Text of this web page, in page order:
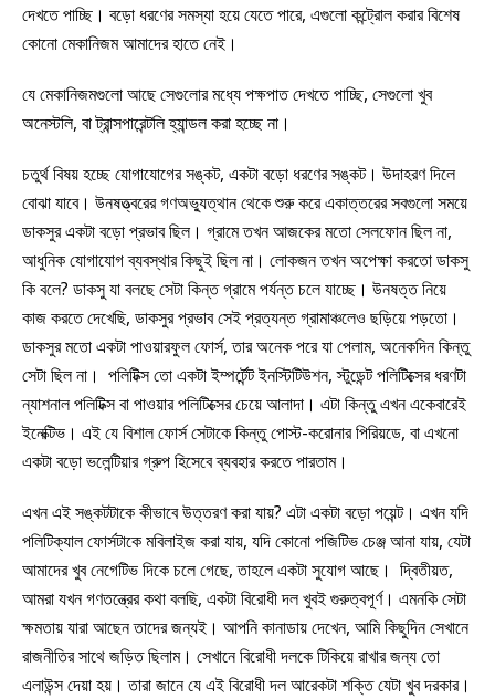
দেখতে পাচ্ছি। বড়ো ধরণের সমস্যা হয়ে যেতে পারে, এগুলো কন্ট্রোল করার বিশেষ
কোনো মেকানিজম আমাদের হাতে নেই।
যে মেকানিজমগুলো আছে সেগুলোর মধ্যে পক্ষপাত দেখতে পাচ্ছি, সেগুলো খুব
অনেস্টলি, বা ট্রান্সপারেন্টলি হ্যান্ডল করা হচ্ছে না।
চতুর্থ বিষয় হচ্ছে যোগাযোগের সঙ্কট, একটা বড়ো ধরণের সঙ্কট। উদাহরণ দিলে
বোঝা যাবে। উনষত্ত্বরের গণঅভ্যুত্থান থেকে শুরু করে একাত্তরের সবগুলো সময়ে
ডাকসুর একটা বড়ো প্রভাব ছিল। গ্রামে তখন আজকের মতো সেলফোন ছিল না,
আধুনিক যোগাযোগ ব্যবস্থার কিছুই ছিল না। লোকজন তখন অপেক্ষা করতো ডাকসু
কি বলে? ডাকসু যা বলছে সেটা কিন্ত গ্রামে পর্যন্ত চলে যাচ্ছে। উনষত্ত নিয়ে
কাজ করতে দেখেছি, ডাকসুর প্রভাব সেই প্রত্যন্ত গ্রামাঞ্চলেও ছড়িয়ে পড়তো।
ডাকসুর মতো একটা পাওয়ারফুল ফোর্স, তার অনেক পরে যা পেলাম, অনেকদিন কিন্তু
সেটা ছিল না। পলিটিক্স তো একটা ইম্পর্টেন্ট ইনস্টিটিউশন, স্টুডেন্ট পলিটিক্সের ধরণটা
ন্যাশনাল পলিটিক্স বা পাওয়ার পলিটিক্সের চেয়ে আলাদা। এটা কিন্তু এখন একেবারেই
ইনেক্টিভ। এই যে বিশাল ফোর্স সেটাকে কিন্তু পোস্ট-করোনার পিরিয়ডে, বা এখনো
একটা বড়ো ভলেন্টিয়ার গ্রুপ হিসেবে ব্যবহার করতে পারতাম।
এখন এই সঙ্কটটাকে কীভাবে উত্তরণ করা যায়? এটা একটা বড়ো পয়েন্ট। এখন যদি
পলিটিক্যাল ফোর্সটাকে মবিলাইজ করা যায়, যদি কোনো পজিটিভ চেঞ্জ আনা যায়, যেটা
আমাদের খুব নেগেটিভ দিকে চলে গেছে, তাহলে একটা সুযোগ আছে। দ্বিতীয়ত,
আমরা যখন গণতন্ত্রের কথা বলছি, একটা বিরোধী দল খুবই গুরুত্বপূর্ণ। এমনকি সেটা
ক্ষমতায় যারা আছেন তাদের জন্যই। আপনি কানাডায় দেখেন, আমি কিছুদিন সেখানে
রাজনীতির সাথে জড়িত ছিলাম। সেখানে বিরোধী দলকে টিকিয়ে রাখার জন্য তো
এলাউন্স দেয়া হয়। তারা জানে যে এই বিরোধী দল আরেকটা শক্তি যেটা খুব দরকার।